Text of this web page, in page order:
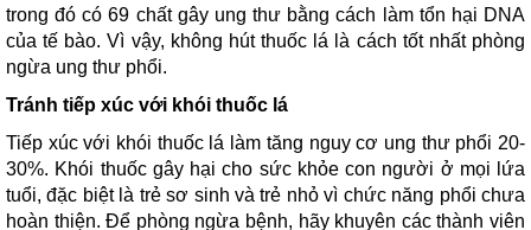
trong đó có 69 chất gây ung thư bằng cách làm tổn hại DNA
của tế bào. Vì vậy, không hút thuốc lá là cách tốt nhất phòng
ngừa ung thư phổi.
Tránh tiếp xúc với khói thuốc lá
Tiếp xúc với khói thuốc lá làm tăng nguy cơ ung thư phổi 20-
30%. Khói thuốc gây hại cho sức khỏe con người ở mọi lứa
tuổi, đặc biệt là trẻ sơ sinh và trẻ nhỏ vì chức năng phổi chưa
hoàn thiện. Để phòng ngừa bệnh, hãy khuyên các thành viên